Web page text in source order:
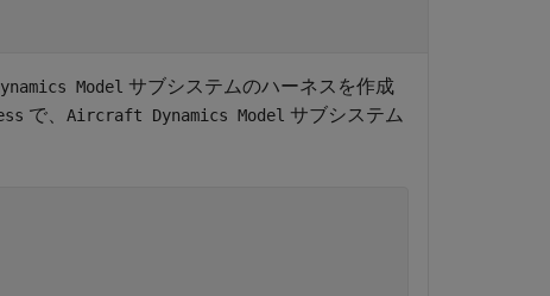
Model サブシステムのハーネスを作成
で、 Aircraft Dynamics Model サブシステム